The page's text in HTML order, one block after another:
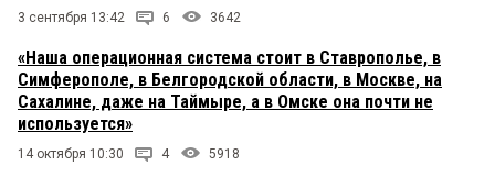
3 сентября 13:42 6 3642
«Наша операционная система стоит в Ставрополье, в
Симферополе, в Белгородской области, в Москве, на
Сахалине, даже на Таймыре, а в Омске она почти не
используется»
14 октября 10:30 4 5918